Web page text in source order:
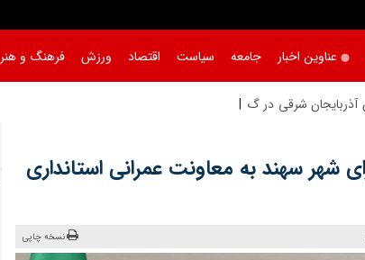
عناوین اخبار جامعه سیاست اقتصاد ورزش فرهنگ و هنر
شرقی در گرو میدان‌
سهند به معاونت عمرانی استانداری
نسخه چاپی